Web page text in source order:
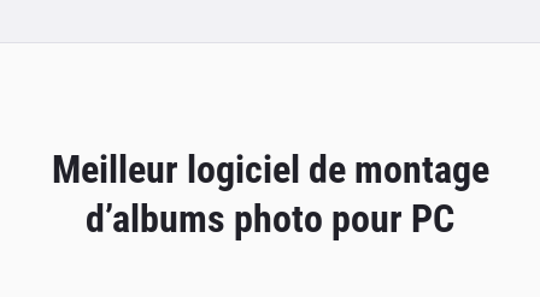
Meilleur logiciel de montage
d’albums photo pour PC